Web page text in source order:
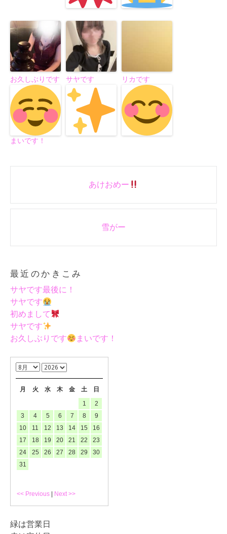
お久しぶりです
まいです！
サヤです リカです
あけおめー
雪がー
最近のかきこみ
サヤです最後に！
サヤです
初めまして
サヤです
お久しぶりです
まいです！
月 火 水 木 金 土 日
<< Previous Next >>
1
2
3
4 5 6 7 8
9
10
11 12 13 14 15
16
17
18 19 20 21 22
23
24
25 26 27 28 29
30
31
緑は営業日